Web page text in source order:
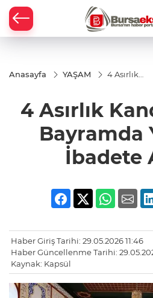
Anasayfa YAŞAM
4 Asırlık
Bayramda
Yeniden
Açıldı
4 Asırlık
Bayramda
İbadete
Haber Giriş Tarihi: 29.05.2026 11:46
Haber Güncellenme Tarihi:
Kaynak: Kapsül